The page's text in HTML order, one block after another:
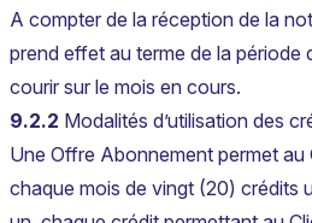
A compter de la réception de la
prend effet au terme de la période
courir sur le mois en cours.
9.2.2 Modalités d’utilisation des
Une Offre Abonnement permet au
chaque mois de vingt (20) crédits